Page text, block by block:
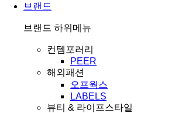
브랜드
브랜드 하위메뉴
컨템포러리
PEER
해외패션
오프웍스
LABELS
뷰티 & 라이프스타일